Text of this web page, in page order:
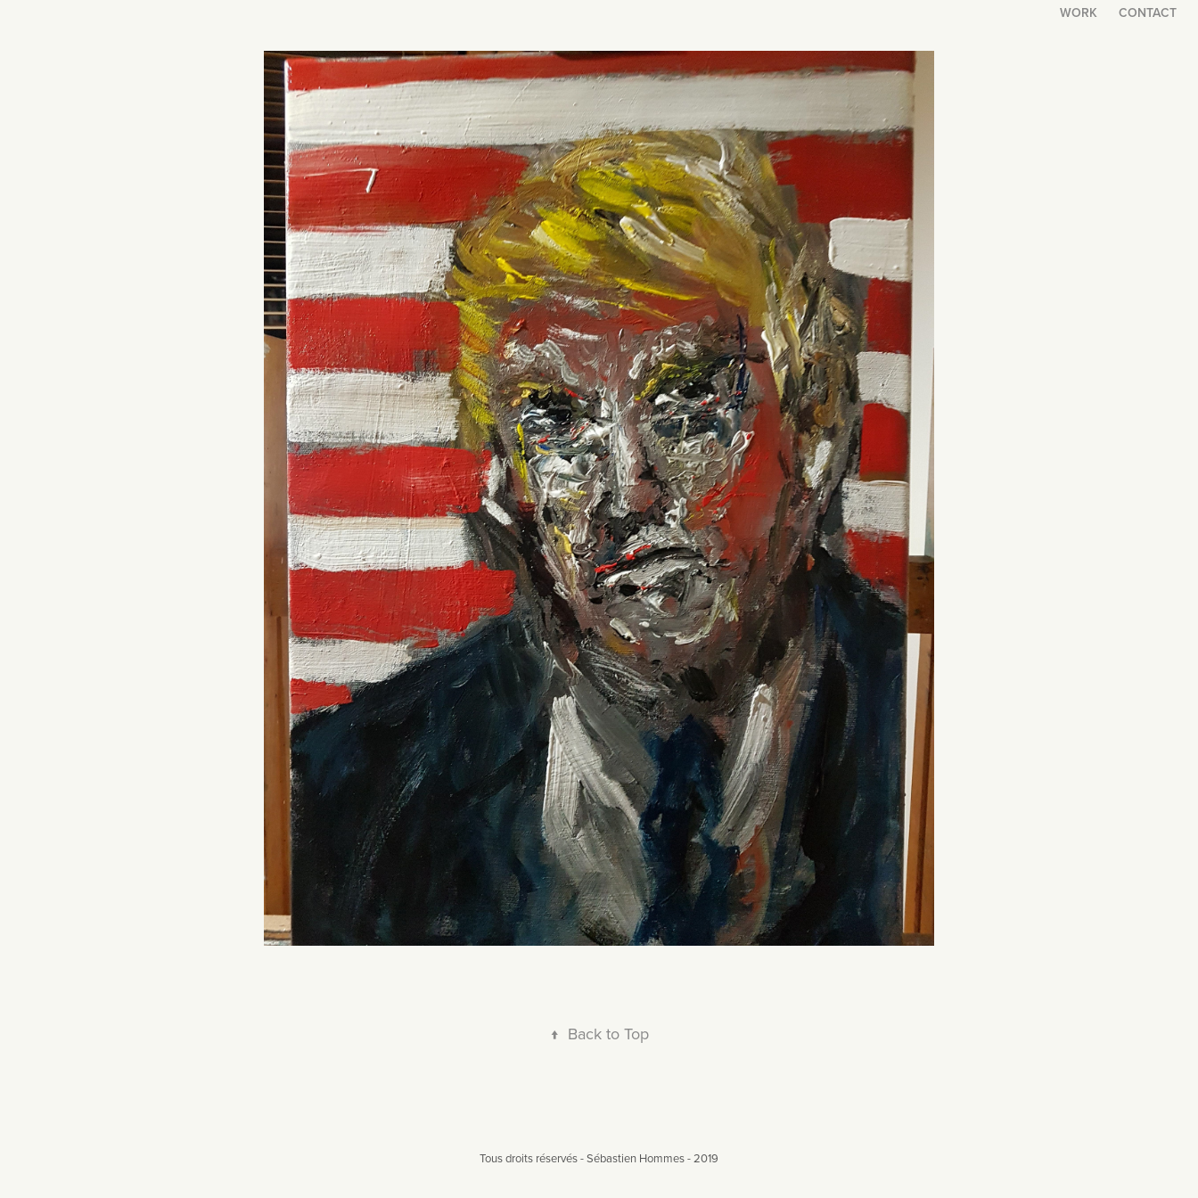
WORK CONTACT
↑ Back to Top
Tous droits réservés - Sébastien Hommes - 2019